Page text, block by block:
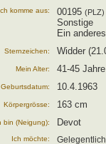
komme aus: 00195 (PLZ)
Sonstige
Ein
Sternzeichen: Widder
Mein Alter: 41-45 Jahre
Geburtsdatum: 10.4.1963
Körpergrösse: 163 cm
bin (Neigung): Devot
Ich möchte: